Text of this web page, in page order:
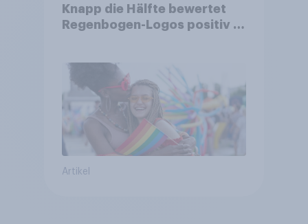
Knapp die Hälfte bewertet
Regenbogen-Logos positiv –
Artikel